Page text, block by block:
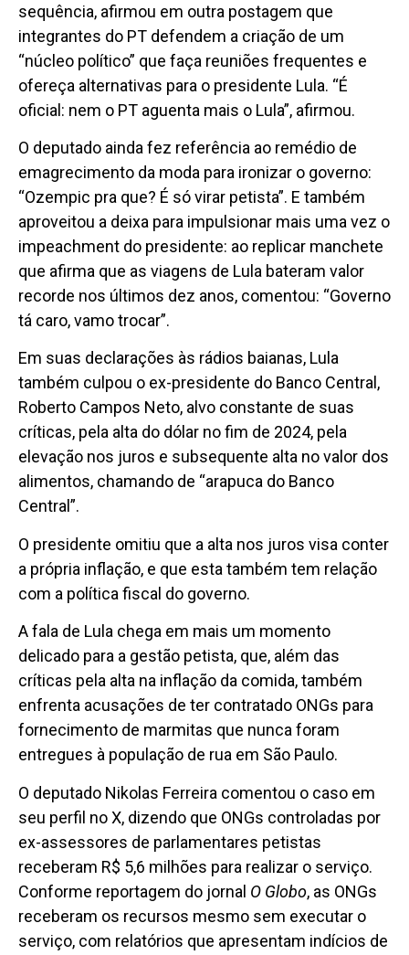
sequência, afirmou em outra postagem que
integrantes do PT defendem a criação de um
“núcleo político” que faça reuniões frequentes e
ofereça alternativas para o presidente Lula. “É
oficial: nem o PT aguenta mais o Lula”, afirmou.
O deputado ainda fez referência ao remédio de
emagrecimento da moda para ironizar o governo:
“Ozempic pra que? É só virar petista”. E também
aproveitou a deixa para impulsionar mais uma vez o
impeachment do presidente: ao replicar manchete
que afirma que as viagens de Lula bateram valor
recorde nos últimos dez anos, comentou: “Governo
tá caro, vamo trocar”.
Em suas declarações às rádios baianas, Lula
também culpou o ex-presidente do Banco Central,
Roberto Campos Neto, alvo constante de suas
críticas, pela alta do dólar no fim de 2024, pela
elevação nos juros e subsequente alta no valor dos
alimentos, chamando de “arapuca do Banco
Central”.
O presidente omitiu que a alta nos juros visa conter
a própria inflação, e que esta também tem relação
com a política fiscal do governo.
A fala de Lula chega em mais um momento
delicado para a gestão petista, que, além das
críticas pela alta na inflação da comida, também
enfrenta acusações de ter contratado ONGs para
fornecimento de marmitas que nunca foram
entregues à população de rua em São Paulo.
O deputado Nikolas Ferreira comentou o caso em
seu perfil no X, dizendo que ONGs controladas por
ex-assessores de parlamentares petistas
receberam R$ 5,6 milhões para realizar o serviço.
Conforme reportagem do jornal O Globo, as ONGs
receberam os recursos mesmo sem executar o
serviço, com relatórios que apresentam indícios de